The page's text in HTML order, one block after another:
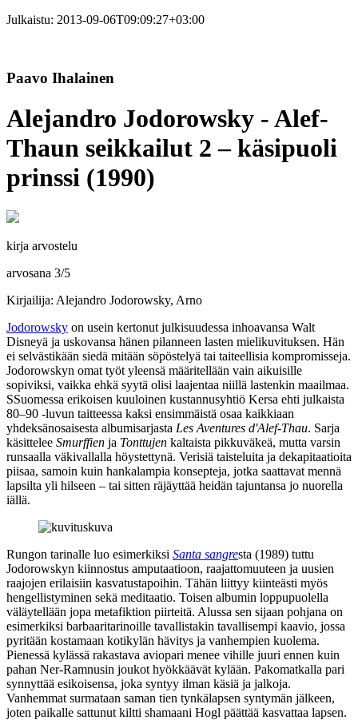
Julkaistu: 2013-09-06T09:09:27+03:00
Paavo Ihalainen
Alejandro Jodorowsky - Alef-
Thaun seikkailut 2 – käsipuoli
prinssi (1990)
kirja arvostelu
arvosana 3/5
Kirjailija: Alejandro Jodorowsky, Arno
Jodorowsky on usein kertonut julkisuudessa inhoavansa Walt
Disneyä ja uskovansa hänen pilanneen lasten mielikuvituksen. Hän
ei selvästikään siedä mitään söpöstelyä tai taiteellisia kompromisseja.
Jodorowskyn omat työt yleensä määritellään vain aikuisille
sopiviksi, vaikka ehkä syytä olisi laajentaa niillä lastenkin maailmaa.
SSuomessa erikoisen kuuloinen kustannusyhtiö Kersa ehti julkaista
80–90 ‑luvun taitteessa kaksi ensimmäistä osaa kaikkiaan
yhdeksänosaisesta albumisarjasta Les Aventures d'Alef-Thau. Sarja
käsittelee Smurffien ja Tonttujen kaltaista pikkuväkeä, mutta varsin
runsaalla väkivallalla höystettynä. Verisiä taisteluita ja dekapitaatioita
piisaa, samoin kuin hankalampia konsepteja, jotka saattavat mennä
lapsilta yli hilseen – tai sitten räjäyttää heidän tajuntansa jo nuorella
iällä.
Rungon tarinalle luo esimerkiksi Santa sangresta (1989) tuttu
Jodorowskyn kiinnostus amputaatioon, raajattomuuteen ja uusien
raajojen erilaisiin kasvatustapoihin. Tähän liittyy kiinteästi myös
hengellistyminen sekä meditaatio. Toisen albumin loppupuolella
väläytellään jopa metafiktion piirteitä. Alussa sen sijaan pohjana on
esimerkiksi barbaaritarinoille tavallistakin tavallisempi kaavio, jossa
pyritään kostamaan kotikylän hävitys ja vanhempien kuolema.
Pienessä kylässä rakastava aviopari menee vihille juuri ennen kuin
pahan Ner‑Ramnusin joukot hyökkäävät kylään. Pakomatkalla pari
synnyttää esikoisensa, joka syntyy ilman käsiä ja jalkoja.
Vanhemmat surmataan saman tien tynkälapsen syntymän jälkeen,
joten paikalle sattunut kiltti shamaani Hogl päättää kasvattaa lapsen.